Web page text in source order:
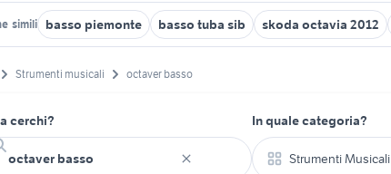
simili basso piemonte basso tuba sib skoda octavia 2012
Strumenti musicali octaver basso
cerchi? In quale categoria?
Strumenti Musicali